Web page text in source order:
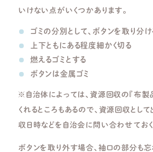
いけない点がいくつかあります。
ゴミの分別として、ボタンを取り分け
上下ともにある程度細かく切る
燃えるゴミとする
ボタンは金属ゴミ
※自治体によっては、資源回収の『布製
くれるところもあるので、資源回収とし
収日時などを自治会に問い合わせておく
ボタンを取り外す場合、袖口の部分も忘